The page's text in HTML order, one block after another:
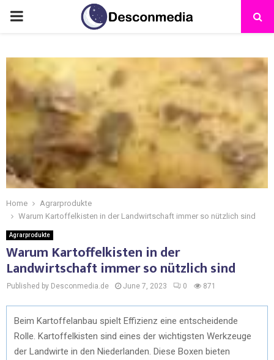
Home
Agrarprodukte
Warum Kartoffelkisten in der Landwirtschaft immer so nützlich sind
Agrarprodukte
Warum Kartoffelkisten in der
Landwirtschaft immer so nützlich sind
Published by Desconmedia.de June 7, 2023 0 871
Beim Kartoffelanbau spielt Effizienz eine entscheidende
Rolle. Kartoffelkisten sind eines der wichtigsten Werkzeuge
der Landwirte in den Niederlanden. Diese Boxen bieten